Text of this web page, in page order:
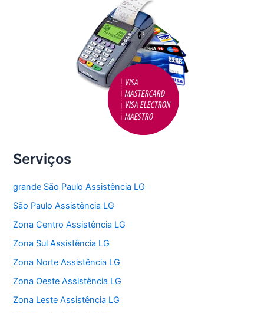
Serviços
grande São Paulo Assistência LG
São Paulo Assistência LG
Zona Centro Assistência LG
Zona Sul Assistência LG
Zona Norte Assistência LG
Zona Oeste Assistência LG
Zona Leste Assistência LG